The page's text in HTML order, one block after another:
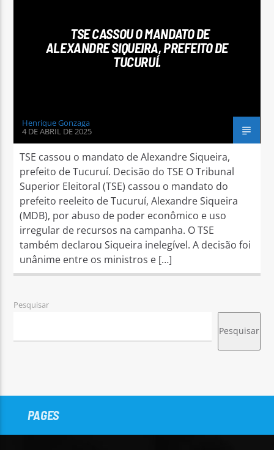
TSE CASSOU O MANDATO DE
ALEXANDRE SIQUEIRA, PREFEITO DE
TUCURUÍ.
Henrique Gonzaga
4 DE ABRIL DE 2025
TSE cassou o mandato de Alexandre Siqueira,
prefeito de Tucuruí. Decisão do TSE O Tribunal
Superior Eleitoral (TSE) cassou o mandato do
prefeito reeleito de Tucuruí, Alexandre Siqueira
(MDB), por abuso de poder econômico e uso
irregular de recursos na campanha. O TSE
também declarou Siqueira inelegível. A decisão foi
unânime entre os ministros e […]
Pesquisar
Pesquisar
PAGES